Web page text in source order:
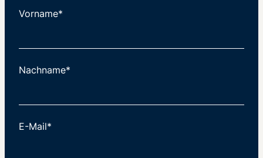
Vorname*
Nachname*
E-Mail*